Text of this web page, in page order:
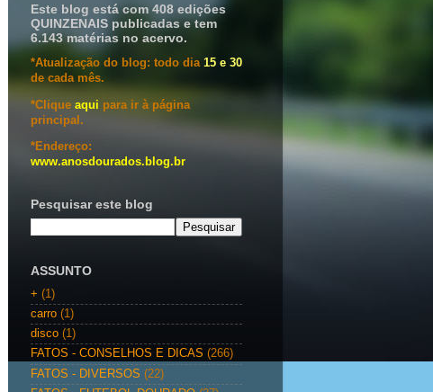
Este blog está com 408 edições
QUINZENAIS publicadas e tem
6.143 matérias no acervo.
*Atualização do blog: todo dia 15 e 30
de cada mês.
*Clique aqui para ir à página
principal.
*Endereço:
www.anosdourados.blog.br
Pesquisar este blog
ASSUNTO
+ (1)
carro (1)
disco (1)
FATOS - CONSELHOS E DICAS (266)
FATOS - DIVERSOS (22)